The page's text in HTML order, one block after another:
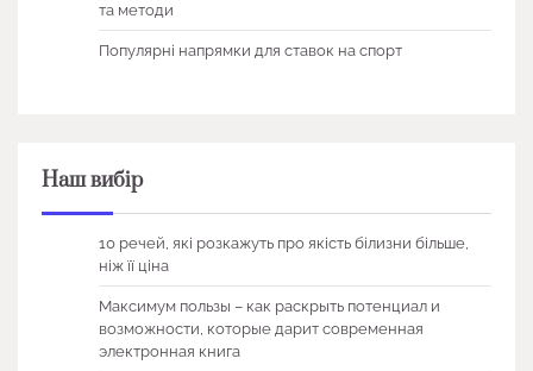
та методи
Популярні напрямки для ставок на спорт
Наш вибір
10 речей, які розкажуть про якість білизни більше,
ніж її ціна
Максимум пользы – как раскрыть потенциал и
возможности, которые дарит современная
электронная книга